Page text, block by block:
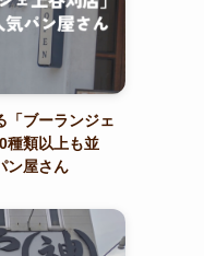
「ブーランジェ
種類以上も並
ン屋さん